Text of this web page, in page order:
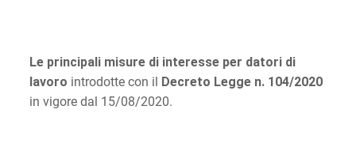
Le principali misure di interesse per datori di
lavoro introdotte con il Decreto Legge n. 104/2020
in vigore dal 15/08/2020.